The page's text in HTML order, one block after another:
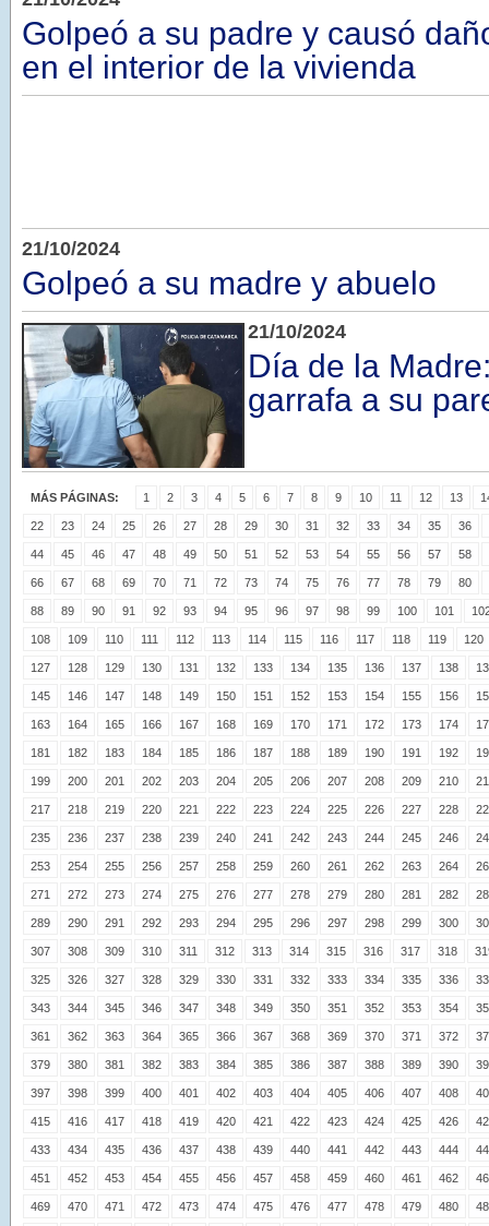
Golpeó a su padre y causó
en el interior de la vivienda
21/10/2024
Golpeó a su madre y abuelo
21/10/2024
Día de la
garrafa a su
MÁS PÁGINAS: 1 2 3 4 5 6 7 8 9 10 11 12 13
22 23 24 25 26 27 28 29 30 31 32 33 34 35 36
44 45 46 47 48 49 50 51 52 53 54 55 56 57 58
66 67 68 69 70 71 72 73 74 75 76 77 78 79 80
88 89 90 91 92 93 94 95 96 97 98 99 100 101
108 109 110 111 112 113 114 115 116 117 118 119 120
127 128 129 130 131 132 133 134 135 136 137 138
145 146 147 148 149 150 151 152 153 154 155 156
163 164 165 166 167 168 169 170 171 172 173 174
181 182 183 184 185 186 187 188 189 190 191 192
199 200 201 202 203 204 205 206 207 208 209 210
217 218 219 220 221 222 223 224 225 226 227 228
235 236 237 238 239 240 241 242 243 244 245 246
253 254 255 256 257 258 259 260 261 262 263 264
271 272 273 274 275 276 277 278 279 280 281 282
289 290 291 292 293 294 295 296 297 298 299 300
307 308 309 310 311 312 313 314 315 316 317 318
325 326 327 328 329 330 331 332 333 334 335 336
343 344 345 346 347 348 349 350 351 352 353 354
361 362 363 364 365 366 367 368 369 370 371 372
379 380 381 382 383 384 385 386 387 388 389 390
397 398 399 400 401 402 403 404 405 406 407 408
415 416 417 418 419 420 421 422 423 424 425 426
433 434 435 436 437 438 439 440 441 442 443 444
451 452 453 454 455 456 457 458 459 460 461 462
469 470 471 472 473 474 475 476 477 478 479 480